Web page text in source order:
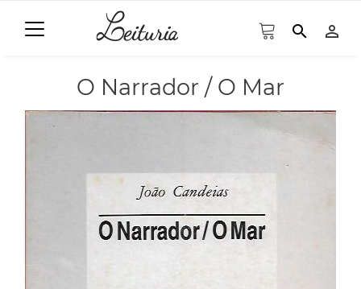
search person_outline
O Narrador / O Mar